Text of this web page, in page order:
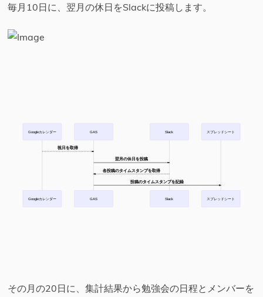
毎月10日に、翌月の休日をSlackに投稿します。
Googleカレンダー GAS Slack スプレッドシート
祝日を取得
翌月の休日を投稿
各投稿のタイムスタンプを取得
投稿のタイムスタンプを記録
Googleカレンダー GAS Slack スプレッドシート
その月の20日に、集計結果から勉強会の日程とメンバーを